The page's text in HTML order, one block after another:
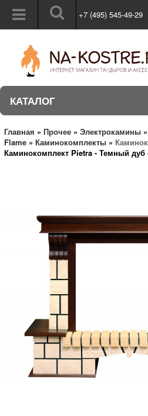
+7 (495) 545-49-29
КАТАЛОГ
Главная » Прочее » Электрокамины »
Flame » Каминокомплекты »
Каминокомплект Pietra - Темный дуб